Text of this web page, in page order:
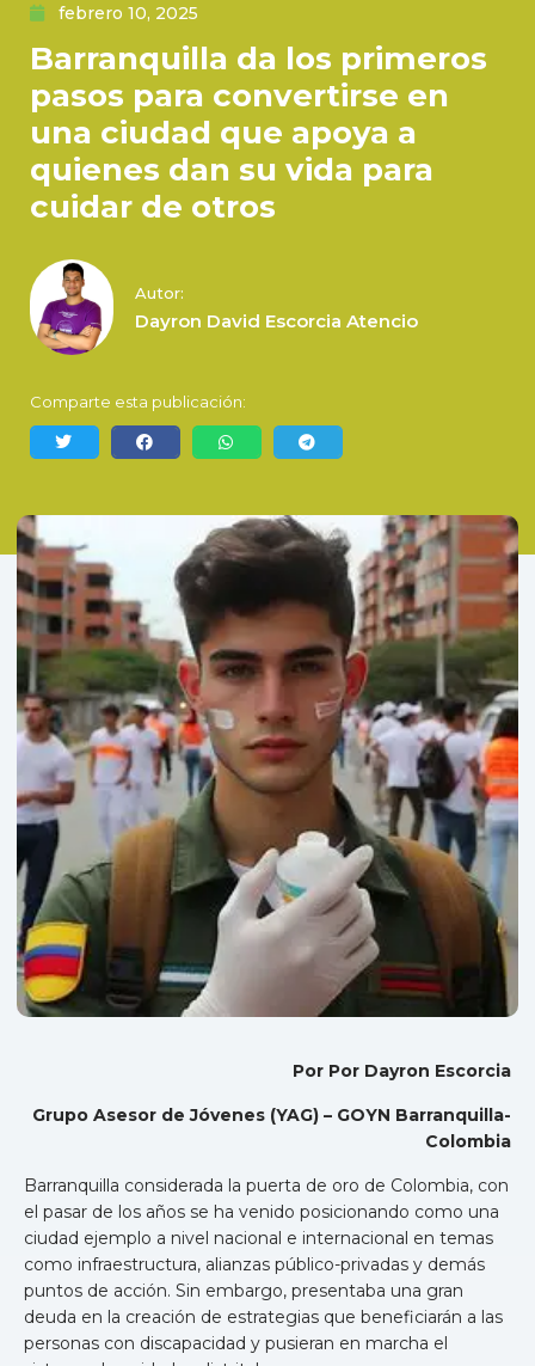
febrero 10, 2025
Barranquilla da los primeros
pasos para convertirse en
una ciudad que apoya a
quienes dan su vida para
cuidar de otros
Autor:
Dayron David Escorcia Atencio
Comparte esta publicación:
Por Por Dayron Escorcia
Grupo Asesor de Jóvenes (YAG) – GOYN Barranquilla-
Colombia
Barranquilla considerada la puerta de oro de Colombia, con
el pasar de los años se ha venido posicionando como una
ciudad ejemplo a nivel nacional e internacional en temas
como infraestructura, alianzas público-privadas y demás
puntos de acción. Sin embargo, presentaba una gran
deuda en la creación de estrategias que beneficiarán a las
personas con discapacidad y pusieran en marcha el